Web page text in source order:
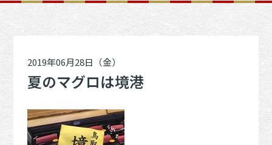
2019年06月28日（金）
夏のマグロは境港